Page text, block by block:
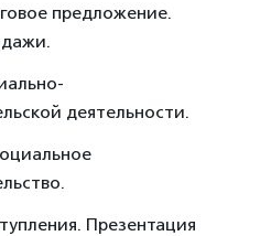
предложение.
деятельности.
Презентация